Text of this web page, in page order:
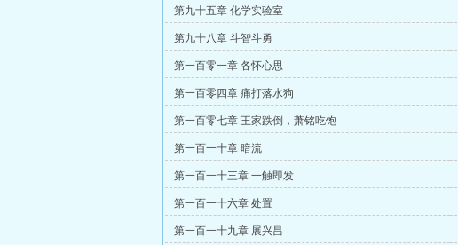
第九十五章 化学实验室
第九十八章 斗智斗勇
第一百零一章 各怀心思
第一百零四章 痛打落水狗
第一百零七章 王家跌倒，萧铭吃饱
第一百一十章 暗流
第一百一十三章 一触即发
第一百一十六章 处置
第一百一十九章 展兴昌